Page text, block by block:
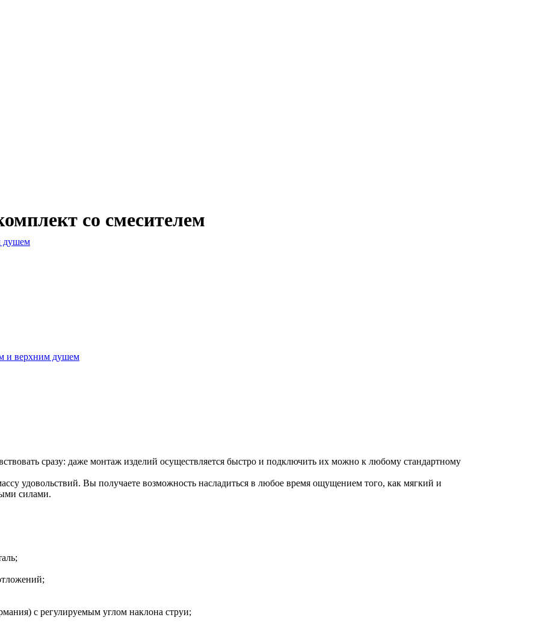
душем
со смесителем
и верхним душем
сразу: даже монтаж изделий осуществляется быстро и подключить их можно к любому стандартному
удовольствий. Вы получаете возможность насладиться в любое время ощущением того, как мягкий и
силами.
с регулируемым углом наклона струи;